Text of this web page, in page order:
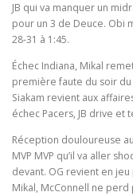
JB qui va manquer un
pour un 3 de Deuce. Obi
28-31 à 1:45.
Échec Indiana, Mikal
première faute du soir du
Siakam revient aux
échec Pacers, JB drive et
Réception douloureuse
MVP MVP qu’il va aller
devant. OG revient en
Mikal, McConnell ne